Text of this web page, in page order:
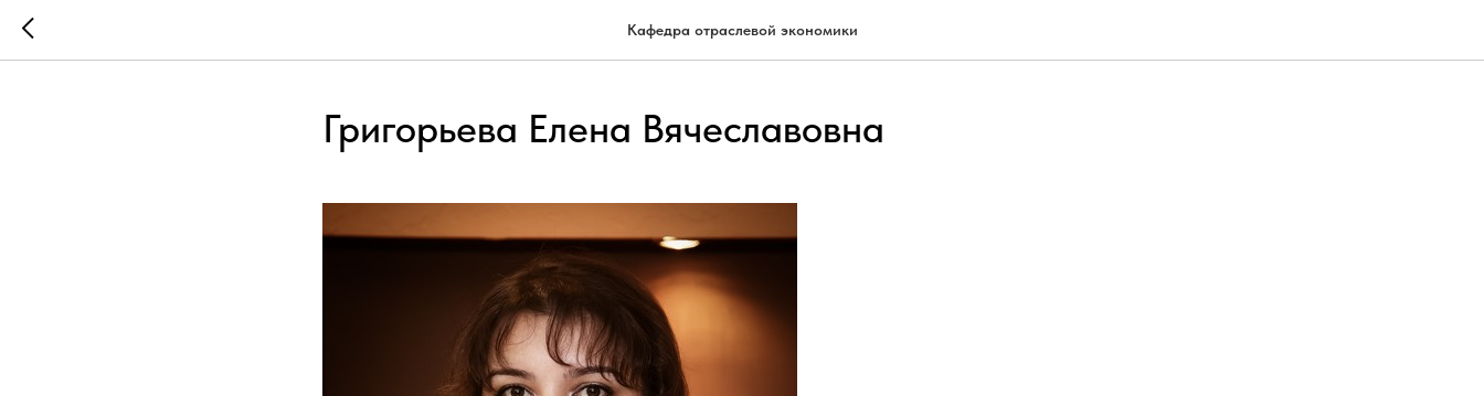
Кафедра отраслевой экономики
Григорьева Елена Вячеславовна